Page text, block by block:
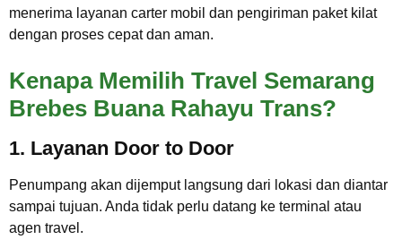
menerima layanan carter mobil dan pengiriman paket kilat
dengan proses cepat dan aman.
Kenapa Memilih Travel Semarang
Brebes Buana Rahayu Trans?
1. Layanan Door to Door
Penumpang akan dijemput langsung dari lokasi dan diantar
sampai tujuan. Anda tidak perlu datang ke terminal atau
agen travel.